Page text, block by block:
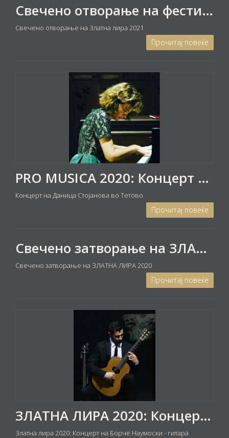
Свечено отворање на фестивалот ЗЛАТНА ЛИРА 2021 и концерт „Руска бајка“ - вечер со руски романси
Свечено отворање на Златна лира 2021
Прочитај повеќе
PRO MUSICA 2020: Концерт на пијанистката Даница Стојанова во Тетово
Концерт на Даница Стојанова во Тетово
Прочитај повеќе
Свечено затворање на ЗЛАТНА ЛИРА 2020: Концерт на ансамблот ПРОФУНДИС и доделување на наградите „Златна лира“ 2020
Свечено затворање на ЗЛАТНА ЛИРА 2020
Прочитај повеќе
ЗЛАТНА ЛИРА 2020: Концерт на Борче Наумоски - гитара
Златна лира 2020: Концерт на Борче Наумоски - гитара